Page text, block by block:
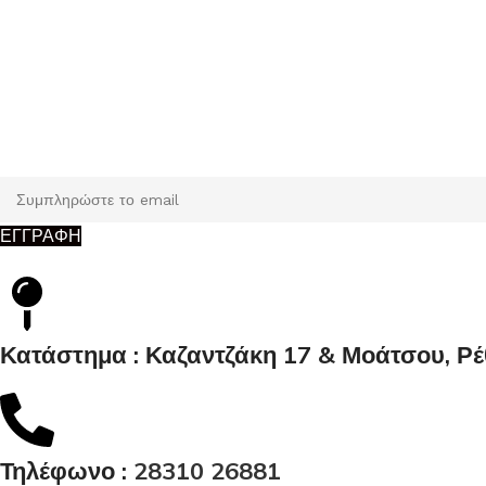
ΕΓΓΡΑΦΗ
Κατάστημα : Καζαντζάκη 17 & Μοάτσου,
Τηλέφωνο : 28310 26881